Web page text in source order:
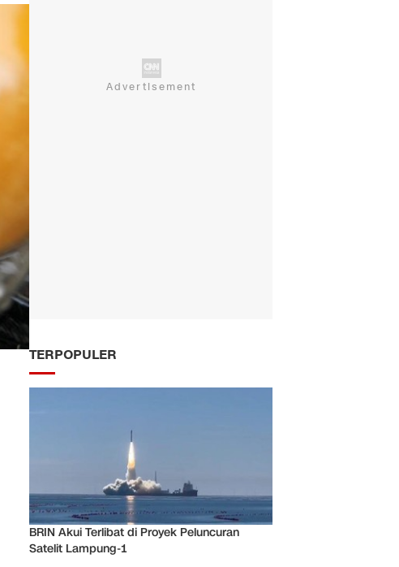
TERPOPULER
BRIN Akui Terlibat di Proyek Peluncuran
Satelit Lampung-1